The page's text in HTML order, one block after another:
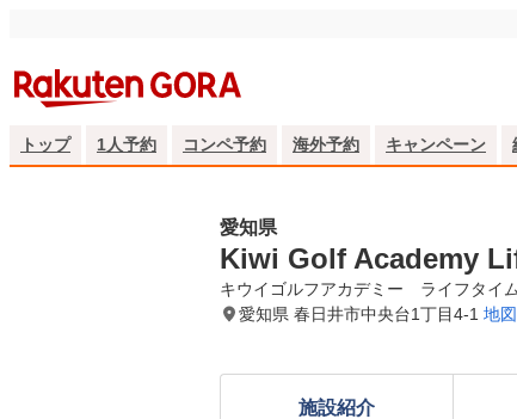
トップ 1人予約 コンペ予約 海外予約 キャンペーン
愛知県
Kiwi Golf Academy
キウイゴルフアカデミー　ライフタイ
愛知県 春日井市中央台1丁目4-1 地
施設紹介